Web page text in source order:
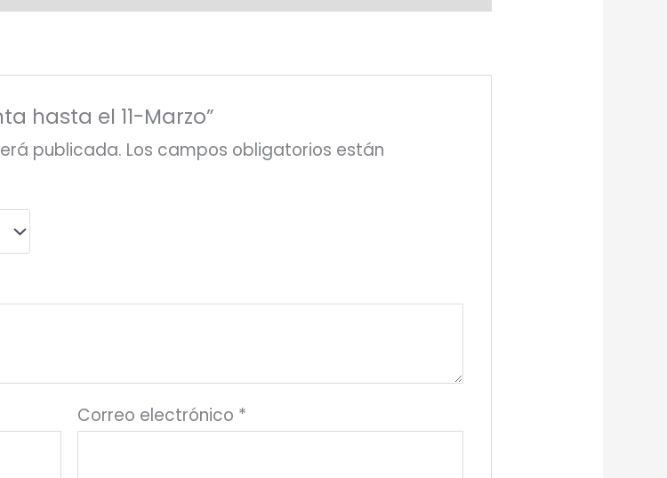
hasta el 11-Marzo”
publicada. Los campos obligatorios están
Correo electrónico *